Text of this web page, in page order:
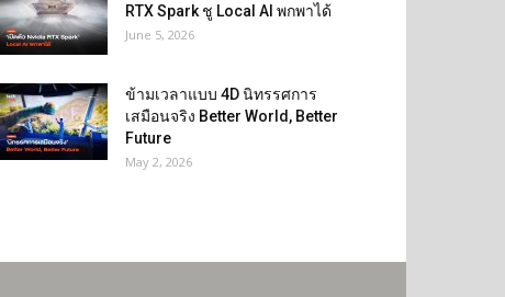
RTX Spark ชู Local AI พกพาได้
June 5, 2026
ข้ามเวลาแบบ 4D นิทรรศการ
เสมือนจริง Better World, Better
Future
May 2, 2026